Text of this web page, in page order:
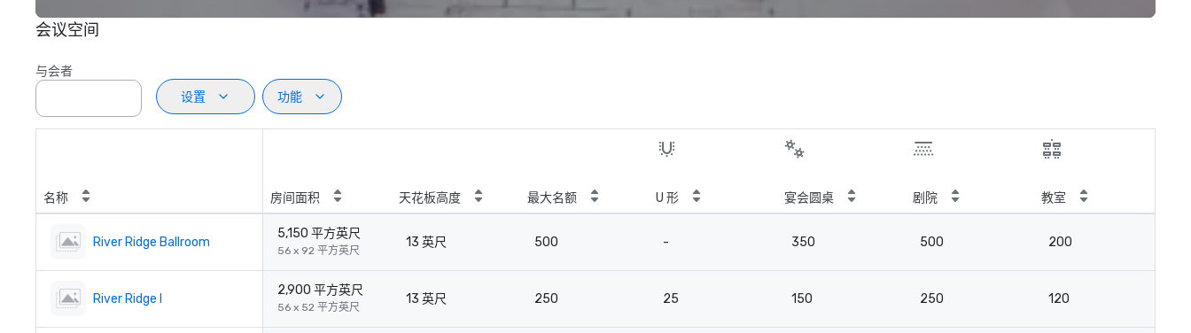
会议空间
与会者
设置
功能
名称 房间面积 天花板高度 最大名额 U 形 宴会圆桌 剧院 教室
River Ridge Ballroom
5,150 平方英尺
56 x 92 平方英尺
13 英尺 500 - 350 500 200
River Ridge I
2,900 平方英尺
56 x 52 平方英尺
13 英尺 250 25 150 250 120